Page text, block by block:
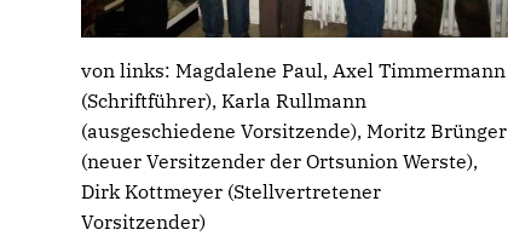
von links: Magdalene Paul, Axel Timmermann
(Schriftführer), Karla Rullmann
(ausgeschiedene Vorsitzende), Moritz Brünger
(neuer Versitzender der Ortsunion Werste),
Dirk Kottmeyer (Stellvertretener
Vorsitzender)